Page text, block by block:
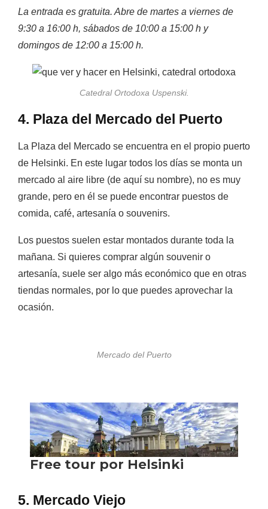
La entrada es gratuita. Abre de martes a viernes de
9:30 a 16:00 h, sábados de 10:00 a 15:00 h y
domingos de 12:00 a 15:00 h.
Catedral Ortodoxa Uspenski.
4. Plaza del Mercado del Puerto
La Plaza del Mercado se encuentra en el propio puerto
de Helsinki. En este lugar todos los días se monta un
mercado al aire libre (de aquí su nombre), no es muy
grande, pero en él se puede encontrar puestos de
comida, café, artesanía o souvenirs.
Los puestos suelen estar montados durante toda la
mañana. Si quieres comprar algún souvenir o
artesanía, suele ser algo más económico que en otras
tiendas normales, por lo que puedes aprovechar la
ocasión.
Mercado del Puerto
5. Mercado Viejo